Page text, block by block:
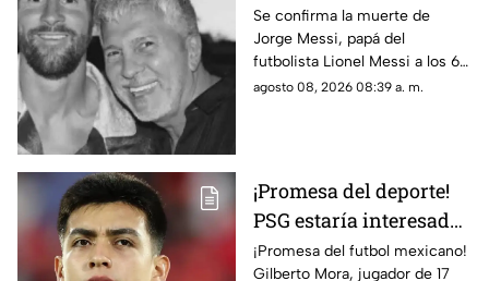
Lionel Messi a los 68
años; esto se sabe
Se confirma la muerte de
Jorge Messi, papá del
futbolista Lionel Messi a los 68
años de edad, te compartimos
agosto 08, 2026 08:39 a. m.
¡Promesa del deporte!
PSG estaría interesado
en Gilberto Mora meses
¡Promesa del futbol mexicano!
Gilberto Mora, jugador de 17